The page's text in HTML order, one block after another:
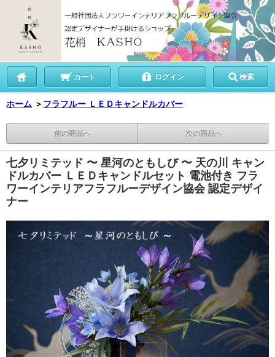
カート ログイン 検索
ホーム ＞ フラフルー ＬＥＤキャンドルカバー
前の商品へ 次の商品へ
七夕リミテッド 〜 星河のともしび 〜 天の川 キャン
ドルカバー ＬＥＤキャンドルセット 電池付き フラ
ワーインテリアフラフルーデザイン協会 認定デザイ
ナー